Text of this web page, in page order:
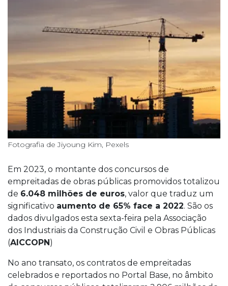
Fotografia de Jiyoung Kim, Pexels
Em 2023, o montante dos concursos de
empreitadas de obras públicas promovidos totalizou
de 6.048 milhões de euros, valor que traduz um
significativo aumento de 65% face a 2022. São os
dados divulgados esta sexta-feira pela Associação
dos Industriais da Construção Civil e Obras Públicas
(AICCOPN)
No ano transato, os contratos de empreitadas
celebrados e reportados no Portal Base, no âmbito